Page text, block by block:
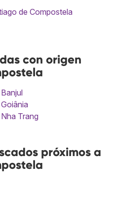
de Compostela
con origen
Trang
próximos a